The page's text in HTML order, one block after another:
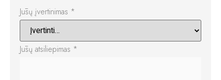
Jūsų įvertinimas *
Jūsų atsiliepimas *